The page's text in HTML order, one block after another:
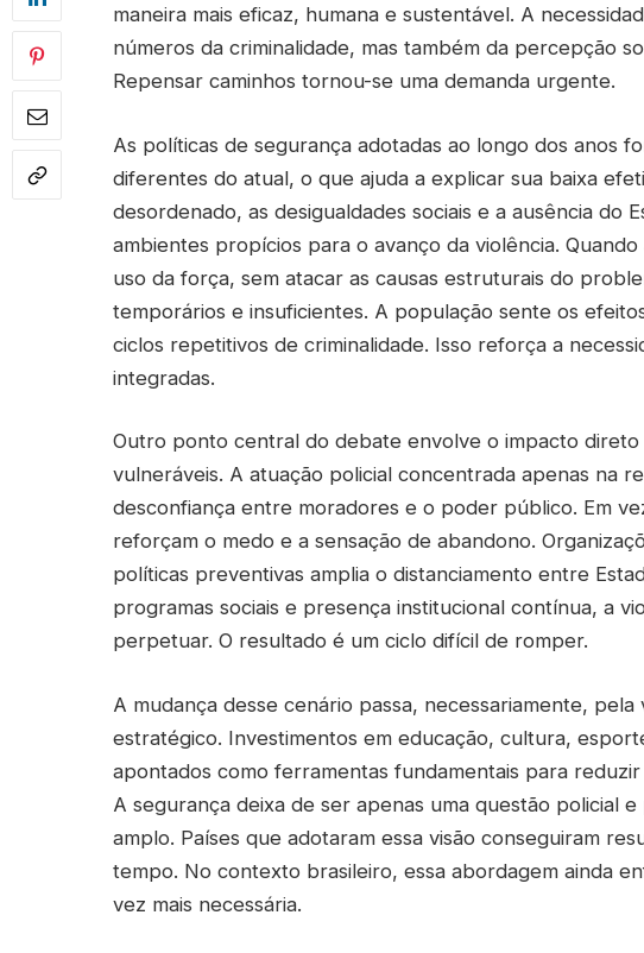
maneira mais eficaz, humana e sustentável. A
números da criminalidade, mas também da percepção
Repensar caminhos tornou-se uma demanda urgente.
As políticas de segurança adotadas ao longo dos anos
diferentes do atual, o que ajuda a explicar sua baixa
desordenado, as desigualdades sociais e a ausência do
ambientes propícios para o avanço da violência.
uso da força, sem atacar as causas estruturais do
temporários e insuficientes. A população sente os
ciclos repetitivos de criminalidade. Isso reforça a
integradas.
Outro ponto central do debate envolve o impacto direto
vulneráveis. A atuação policial concentrada apenas na
desconfiança entre moradores e o poder público. Em
reforçam o medo e a sensação de abandono.
políticas preventivas amplia o distanciamento entre
programas sociais e presença institucional contínua, a
perpetuar. O resultado é um ciclo difícil de romper.
A mudança desse cenário passa, necessariamente,
estratégico. Investimentos em educação, cultura,
apontados como ferramentas fundamentais para
A segurança deixa de ser apenas uma questão policial
amplo. Países que adotaram essa visão conseguiram
tempo. No contexto brasileiro, essa abordagem ainda
vez mais necessária.